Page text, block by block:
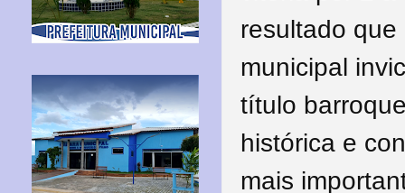
resultado
municipal
título
histórica e
mais